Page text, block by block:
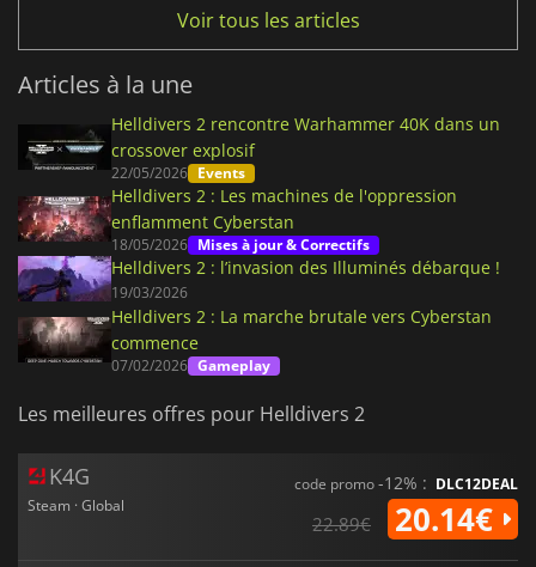
Voir tous les articles
Articles à la une
Helldivers 2 rencontre Warhammer 40K dans un
crossover explosif
22/05/2026 Events
Helldivers 2 : Les machines de l'oppression
enflamment Cyberstan
18/05/2026 Mises à jour & Correctifs
Helldivers 2 : l’invasion des Illuminés débarque !
19/03/2026
Helldivers 2 : La marche brutale vers Cyberstan
commence
07/02/2026 Gameplay
Les meilleures offres pour Helldivers 2
K4G
Steam · Global
code promo-12% : DLC12DEAL
22.89€ 20.14€